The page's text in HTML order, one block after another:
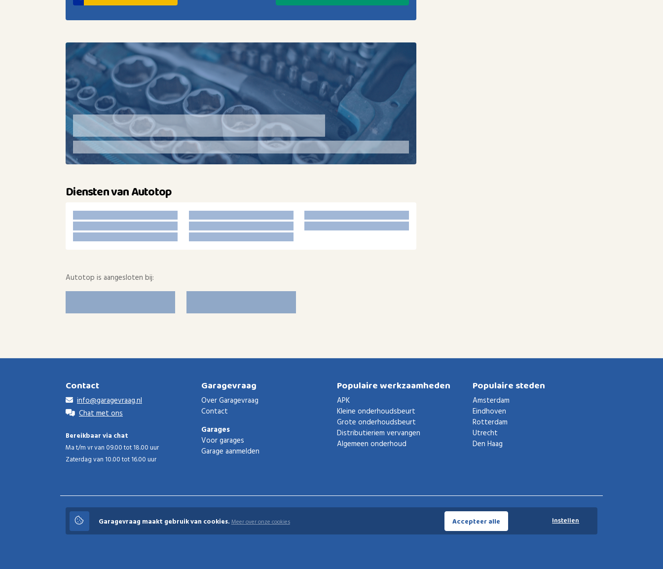
Diensten van Autotop
Autotop is aangesloten bij:
Contact
info@garagevraag.nl
Chat met ons
Bereikbaar via chat
Ma t/m vr van 09.00 tot 18.00 uur
Zaterdag van 10.00 tot 16.00 uur
Garagevraag
Over Garagevraag
Contact
Garages
Voor garages
Garage aanmelden
Populaire werkzaamheden
APK
Kleine onderhoudsbeurt
Grote onderhoudsbeurt
Distributieriem vervangen
Algemeen onderhoud
Populaire steden
Amsterdam
Eindhoven
Rotterdam
Utrecht
Den Haag
Garagevraag
© 2026 Garagevraag - V1.3.5 - Alle rechten voorbehouden
Voorwaarden Privacybeleid Privacy instellingen
Garagevraag maakt gebruik van cookies.Meer over onze cookies Accepteer alle Instellen